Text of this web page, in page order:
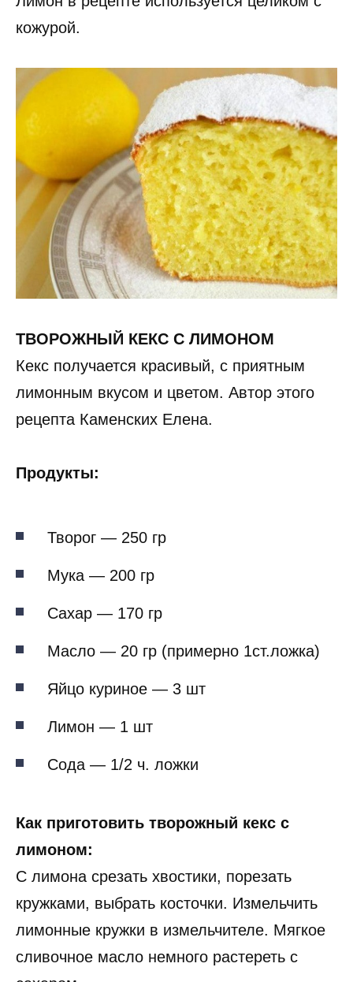
кожурой.
ТВОРОЖНЫЙ КЕКС С ЛИМОНОМ
Кекс получается красивый, с приятным
лимонным вкусом и цветом. Автор этого
рецепта Каменских Елена.
Продукты:
Творог — 250 гр
Мука — 200 гр
Сахар — 170 гр
Масло — 20 гр (примерно 1ст.ложка)
Яйцо куриное — 3 шт
Лимон — 1 шт
Сода — 1/2 ч. ложки
Как приготовить творожный кекс с
лимоном:
С лимона срезать хвостики, порезать
кружками, выбрать косточки. Измельчить
лимонные кружки в измельчителе. Мягкое
сливочное масло немного растереть с